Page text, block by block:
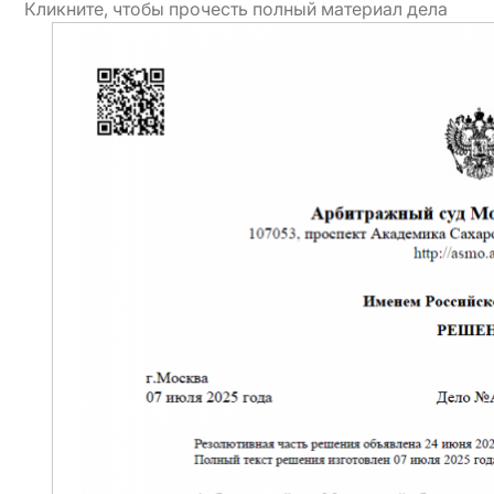
Кликните, чтобы прочесть полный материал дела